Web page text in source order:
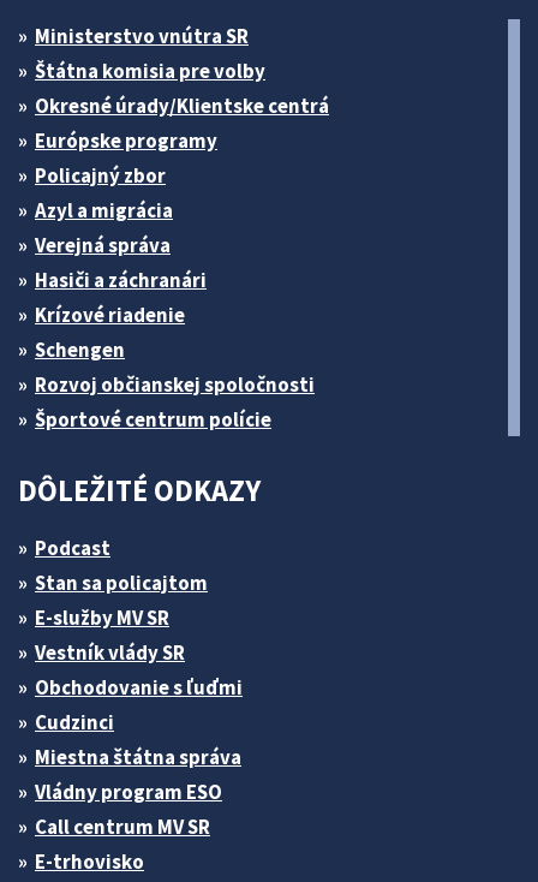
Ministerstvo vnútra SR
Štátna komisia pre volby
Okresné úrady/Klientske centrá
Európske programy
Policajný zbor
Azyl a migrácia
Verejná správa
Hasiči a záchranári
Krízové riadenie
Schengen
Rozvoj občianskej spoločnosti
Športové centrum polície
DÔLEŽITÉ ODKAZY
Podcast
Stan sa policajtom
E-služby MV SR
Vestník vlády SR
Obchodovanie s ľuďmi
Cudzinci
Miestna štátna správa
Vládny program ESO
Call centrum MV SR
E-trhovisko